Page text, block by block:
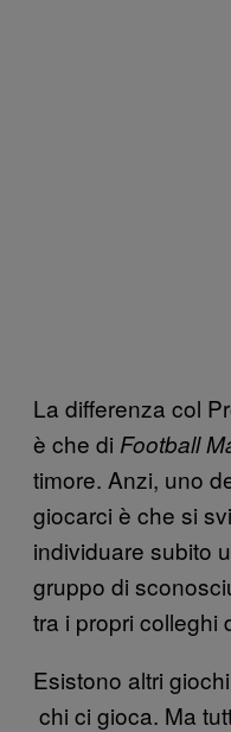
La differenza col
è che di Football
timore. Anzi, uno
giocarci è che si
individuare subito
gruppo di
tra i propri colleghi
Esistono altri
chi ci gioca. Ma